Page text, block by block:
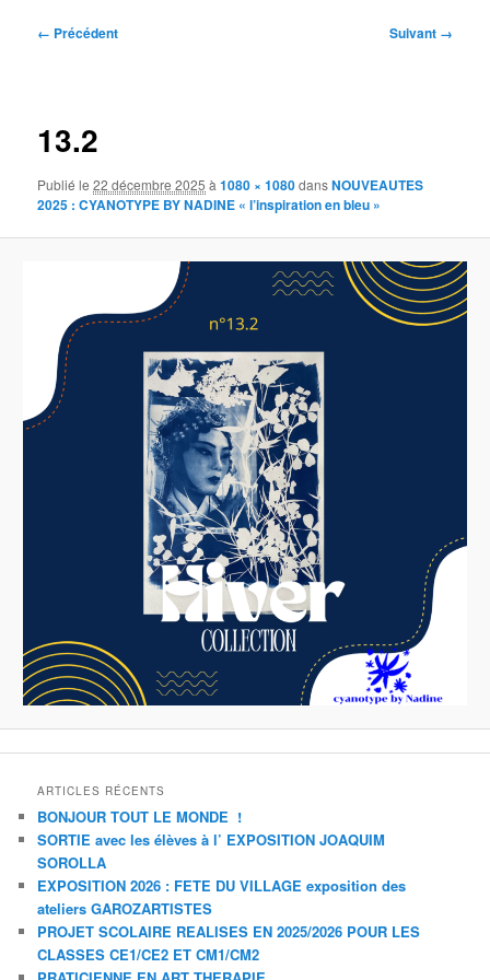
Navigation
← Précédent Suivant →
13.2
Publié le22 décembre 2025 à1080 × 1080dansNOUVEAUTES
2025 : CYANOTYPE BY NADINE « l’inspiration en bleu »
ARTICLES RÉCENTS
BONJOUR TOUT LE MONDE !
SORTIE avec les élèves à l’ EXPOSITION JOAQUIM
SOROLLA
EXPOSITION 2026 : FETE DU VILLAGE exposition des
ateliers GAROZARTISTES
PROJET SCOLAIRE REALISES EN 2025/2026 POUR LES
CLASSES CE1/CE2 ET CM1/CM2